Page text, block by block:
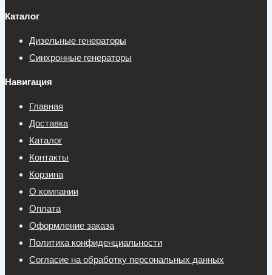
Каталог
Дизельные генераторы
Синхронные генераторы
Навигация
Главная
Доставка
Каталог
Контакты
Корзина
О компании
Оплата
Оформление заказа
Политика конфиденциальности
Согласие на обработку персональных данных